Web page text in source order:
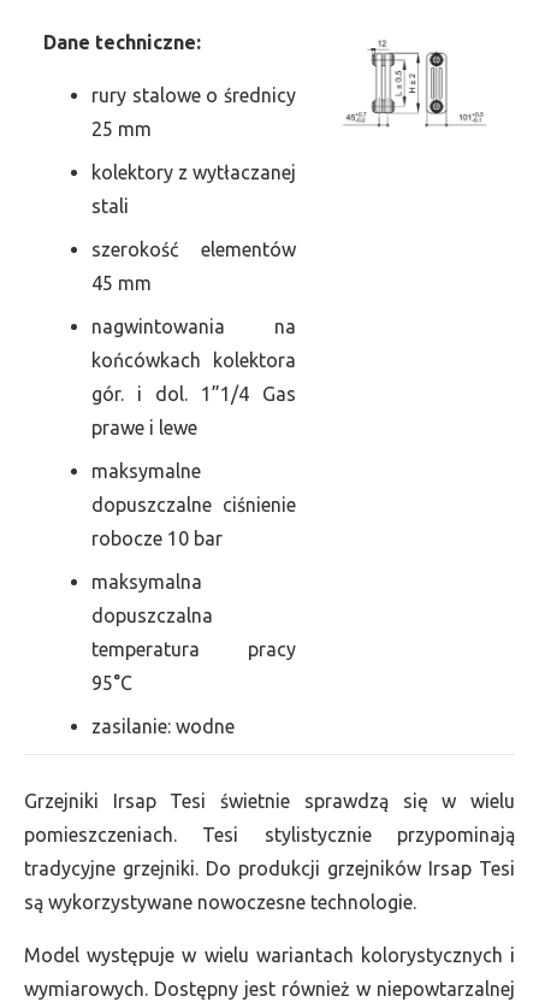
Dane techniczne:
rury stalowe o średnicy
25 mm
kolektory z wytłaczanej
stali
szerokość elementów
45 mm
nagwintowania na
końcówkach kolektora
gór. i dol. 1”1/4 Gas
prawe i lewe
maksymalne
dopuszczalne ciśnienie
robocze 10 bar
maksymalna
dopuszczalna
temperatura pracy
95°C
zasilanie: wodne
Grzejniki Irsap Tesi świetnie sprawdzą się w wielu
pomieszczeniach. Tesi stylistycznie przypominają
tradycyjne grzejniki. Do produkcji grzejników Irsap Tesi
są wykorzystywane nowoczesne technologie.
Model występuje w wielu wariantach kolorystycznych i
wymiarowych. Dostępny jest również w niepowtarzalnej